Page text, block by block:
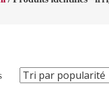
Trié